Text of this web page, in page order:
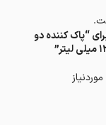
“پاک کننده دو